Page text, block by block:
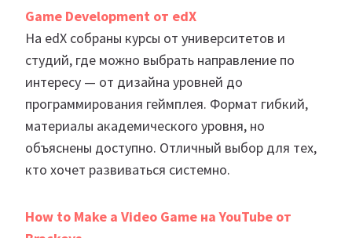
Game Development от edX
На edX собраны курсы от университетов и
студий, где можно выбрать направление по
интересу — от дизайна уровней до
программирования геймплея. Формат гибкий,
материалы академического уровня, но
объяснены доступно. Отличный выбор для тех,
кто хочет развиваться системно.
How to Make a Video Game на YouTube от